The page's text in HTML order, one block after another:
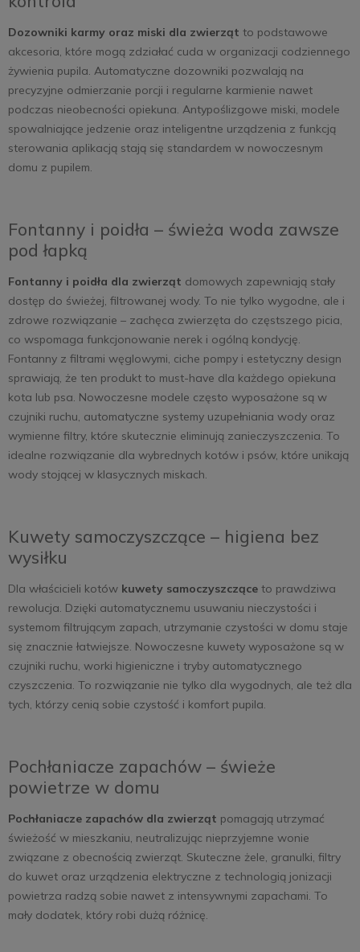
Dozowniki karmy oraz miski dla zwierząt to podstawowe
akcesoria, które mogą zdziałać cuda w organizacji codziennego
żywienia pupila. Automatyczne dozowniki pozwalają na
precyzyjne odmierzanie porcji i regularne karmienie nawet
podczas nieobecności opiekuna. Antypoślizgowe miski, modele
spowalniające jedzenie oraz inteligentne urządzenia z funkcją
sterowania aplikacją stają się standardem w nowoczesnym
domu z pupilem.
Fontanny i poidła – świeża woda zawsze
pod łapką
Fontanny i poidła dla zwierząt domowych zapewniają stały
dostęp do świeżej, filtrowanej wody. To nie tylko wygodne, ale i
zdrowe rozwiązanie – zachęca zwierzęta do częstszego picia,
co wspomaga funkcjonowanie nerek i ogólną kondycję.
Fontanny z filtrami węglowymi, ciche pompy i estetyczny design
sprawiają, że ten produkt to must-have dla każdego opiekuna
kota lub psa. Nowoczesne modele często wyposażone są w
czujniki ruchu, automatyczne systemy uzupełniania wody oraz
wymienne filtry, które skutecznie eliminują zanieczyszczenia. To
idealne rozwiązanie dla wybrednych kotów i psów, które unikają
wody stojącej w klasycznych miskach.
Kuwety samoczyszczące – higiena bez
wysiłku
Dla właścicieli kotów kuwety samoczyszcząceto prawdziwa
rewolucja. Dzięki automatycznemu usuwaniu nieczystości i
systemom filtrującym zapach, utrzymanie czystości w domu staje
się znacznie łatwiejsze. Nowoczesne kuwety wyposażone są w
czujniki ruchu, worki higieniczne i tryby automatycznego
czyszczenia. To rozwiązanie nie tylko dla wygodnych, ale też dla
tych, którzy cenią sobie czystość i komfort pupila.
Pochłaniacze zapachów – świeże
powietrze w domu
Pochłaniacze zapachów dla zwierząt pomagają utrzymać
świeżość w mieszkaniu, neutralizując nieprzyjemne wonie
związane z obecnością zwierząt. Skuteczne żele, granulki, filtry
do kuwet oraz urządzenia elektryczne z technologią jonizacji
powietrza radzą sobie nawet z intensywnymi zapachami. To
mały dodatek, który robi dużą różnicę.